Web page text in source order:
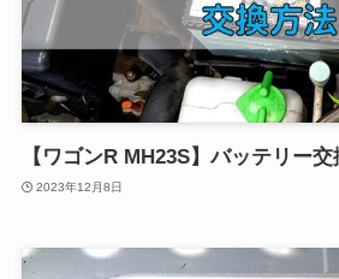
【ワゴンR MH23S】バッテリー交
2023年12月8日